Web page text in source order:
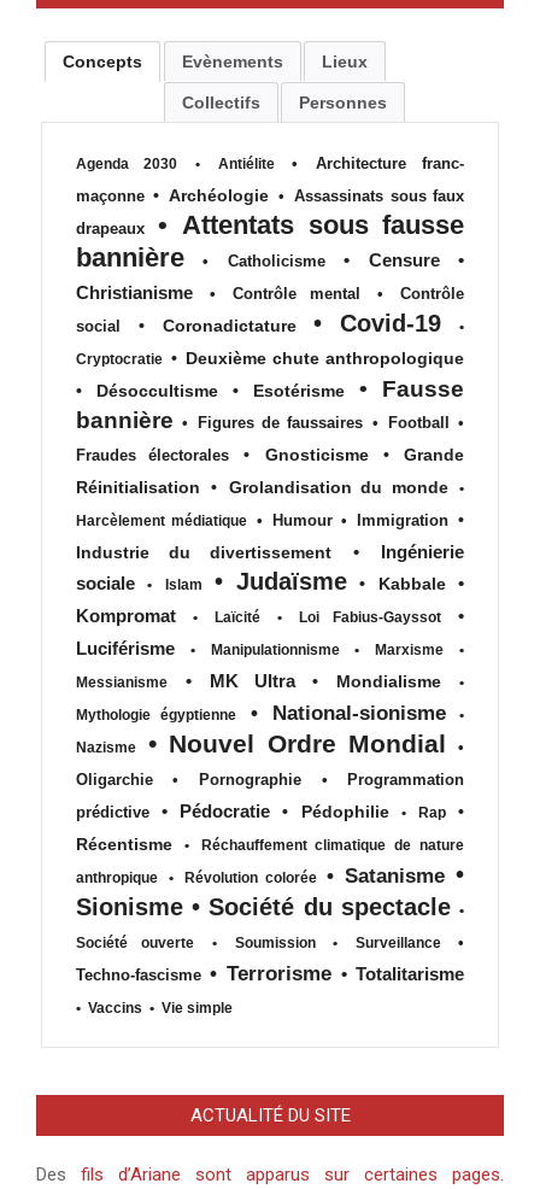
Concepts Evènements Lieux
Collectifs Personnes
Agenda 2030 • Antiélite •
Architecture franc-
maçonne • Archéologie • Assassinats sous faux
drapeaux
• Attentats sous fausse
bannière
• Catholicisme • Censure
•
Christianisme
• Contrôle mental •
Contrôle
social
• Coronadictature • Covid-19
•
Cryptocratie • Deuxième chute anthropologique
•
Désoccultisme • Esotérisme •
Fausse
bannière • Figures de faussaires • Football
•
Fraudes électorales
• Gnosticisme •
Grande
Réinitialisation
• Grolandisation du monde
•
Harcèlement médiatique • Humour • Immigration •
Industrie du divertissement
•
Ingénierie
sociale
• Islam • Judaïsme • Kabbale
•
Kompromat
• Laïcité • Loi Fabius-Gayssot
•
Luciférisme
• Manipulationnisme • Marxisme
•
Messianisme
• MK Ultra • Mondialisme
•
Mythologie égyptienne
• National-sionisme
•
Nazisme
• Nouvel Ordre Mondial
•
Oligarchie
• Pornographie •
Programmation
prédictive
• Pédocratie • Pédophilie • Rap
•
Récentisme
•
Réchauffement climatique de nature
anthropique
• Révolution colorée • Satanisme •
Sionisme • Société du spectacle •
Société ouverte
• Soumission • Surveillance
•
Techno-fascisme • Terrorisme • Totalitarisme
• Vaccins • Vie simple
ACTUALITÉ DU SITE
Des fils d’Ariane sont apparus sur certaines pages.